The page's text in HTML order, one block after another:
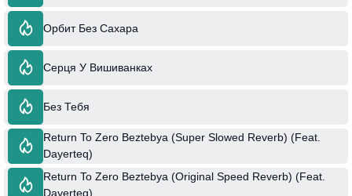
Орбит Без Сахара
Серця У Вишиванках
Без Тебя
Return To Zero Beztebya (Super Slowed Reverb) (Feat.
Dayerteq)
Return To Zero Beztebya (Original Speed Reverb) (Feat.
Dayerteq)